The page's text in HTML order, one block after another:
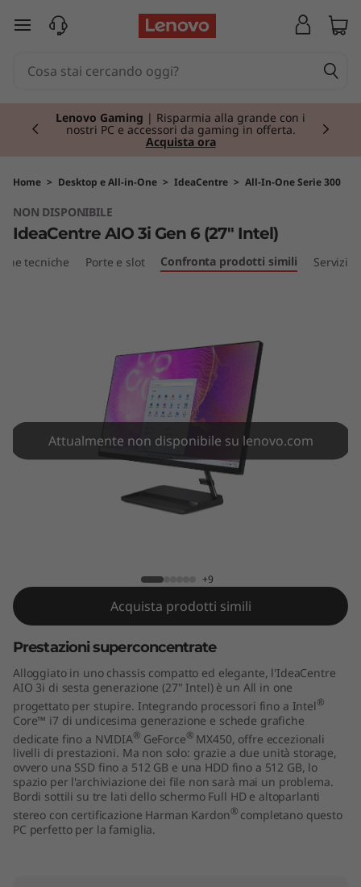
e
n
O
n
6
2
7
passa a contenuto principale
Lenovo Gaming | Risparmia alla grande con i
nostri PC e accessori da gaming in offerta.
Acquista ora
Currently displaying item 2 of 3
Home > Desktop e All-in-One > IdeaCentre > All-In-One Serie 300
NON DISPONIBILE
IdeaCentre AIO 3i Gen 6 (27" Intel)
tecniche Porte e slot Confronta prodotti simili Servizi
Attualmente non disponibile su lenovo.com
+9
Acquista prodotti simili
Prestazioni superconcentrate
Alloggiato in uno chassis compatto ed elegante, l'IdeaCentre
AIO 3i di sesta generazione (27" Intel) è un All in one
progettato per stupire. Integrando processori fino a Intel®
Core™ i7 di undicesima generazione e schede grafiche
dedicate fino a NVIDIA® GeForce® MX450, offre eccezionali
livelli di prestazioni. Ma non solo: grazie a due unità storage,
ovvero una SSD fino a 512 GB e una HDD fino a 512 GB, lo
spazio per l'archiviazione dei file non sarà mai un problema.
Bordi sottili su tre lati dello schermo Full HD e altoparlanti
stereo con certificazione Harman Kardon® completano questo
PC perfetto per la famiglia.